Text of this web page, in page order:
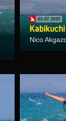
03.07.2020
Kabikuchi
Nico